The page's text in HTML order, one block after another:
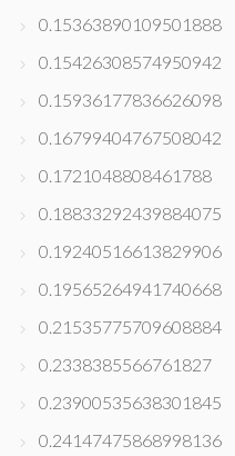
0.15363890109501888
0.15426308574950942
0.15936177836626098
0.16799404767508042
0.1721048808461788
0.18833292439884075
0.19240516613829906
0.19565264941740668
0.21535775709608884
0.2338385566761827
0.23900535638301845
0.24147475868998136